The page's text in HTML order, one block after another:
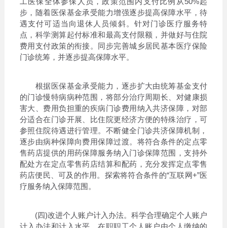
步，随着医保基金承受能力增强逐步提高保障水平，待
遇支付可适当向退休人员倾斜。针对门诊医疗服务特
点，科学测算起付标准和最高支付限额，并做好与住院
费用支付政策的衔接。同步完善城乡居民基本医疗保险
门诊统筹，并逐步提高保障水平。
根据医保基金承受能力，逐步扩大由统筹基金支付
的门诊慢特病病种范围，将部分治疗周期长、对健康损
害大、费用负担重的疾病门诊费用纳入共济保障，对部
分适合在门诊开展、比住院更经济方便的特殊治疗，可
参照住院待遇进行管理。不断健全门诊共济保障机制，
逐步由病种保障向费用保障过渡。将符合条件的定点零
售药店提供的用药保障服务纳入门诊保障范围，支持外
配处方在定点零售药店结算和配药，充分发挥定点零售
药店便民、可及的作用。探索将符合条件的“互联网+”医
疗服务纳入保障范围。
(四)改进个人账户计入办法。科学合理确定个人账户
计入办法和计入水平，在职职工个人账户由个人缴纳的